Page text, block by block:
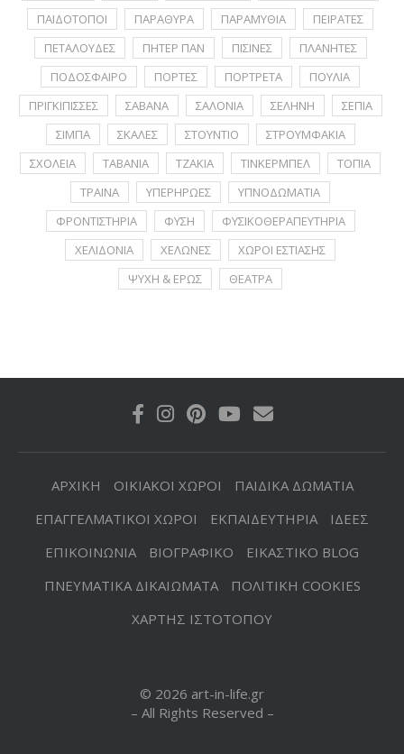
ΠΑΙΔΟΤΟΠΟΙ
ΠΑΡΑΘΥΡΑ ΠΑΡΑΜΥΘΙΑ
ΠΕΙΡΑΤΕΣ
ΠΕΤΑΛΟΥΔΕΣ
ΠΗΤΕΡ ΠΑΝ ΠΙΣΙΝΕΣ
ΠΛΑΝΗΤΕΣ
ΠΟΔΟΣΦΑΙΡΟ
ΠΟΡΤΕΣ ΠΟΡΤΡΕΤA
ΠΟΥΛΙΑ
ΠΡΙΓΚΙΠΙΣΣΕΣ
ΣΑΒΑΝΑ ΣΑΛΟΝΙΑ ΣΕΛΗΝΗ
ΣΕΠΙΑ
ΣΙΜΠΑ
ΣΚΑΛΕΣ ΣΤΟΥΝΤΙΟ
ΣΤΡΟΥΜΦΑΚΙΑ
ΣΧΟΛΕΙΑ
ΤΑΒΑΝΙΑ ΤΖΑΚΙΑ ΤΙΝΚΕΡΜΠΕΛ
ΤΟΠΙΑ
ΤΡΑΙΝΑ
ΥΠΕΡΗΡΩΕΣ
ΥΠΝΟΔΩΜΑΤΙΑ
ΦΡΟΝΤΙΣΤΗΡΙΑ
ΦΥΣΗ
ΦΥΣΙΚΟΘΕΡΑΠΕΥΤΗΡΙΑ
ΧΕΛΙΔΟΝΙΑ
ΧΕΛΩΝΕΣ
ΧΩΡΟΙ ΕΣΤΙΑΣΗΣ
ΨΥΧΗ & ΕΡΩΣ
ΘΕΑΤΡΑ
ΑΡΧΙΚΗ ΟΙΚΙΑΚΟΙ ΧΩΡΟΙ
ΠΑΙΔΙΚΑ ΔΩΜΑΤΙΑ
ΕΠΑΓΓΕΛΜΑΤΙΚΟΙ ΧΩΡΟΙ
ΕΚΠΑΙΔΕΥΤΗΡΙΑ
ΙΔΕΕΣ
ΕΠΙΚΟΙΝΩΝΙΑ
ΒΙΟΓΡΑΦΙΚΟ
ΕΙΚΑΣΤΙΚΟ BLOG
ΠΝΕΥΜΑΤΙΚΑ ΔΙΚΑΙΩΜΑΤΑ
ΠΟΛΙΤΙΚΗ COOKIES
ΧΑΡΤΗΣ ΙΣΤΟΤΟΠΟΥ
© 2026 art-in-life.gr
– All Rights Reserved –